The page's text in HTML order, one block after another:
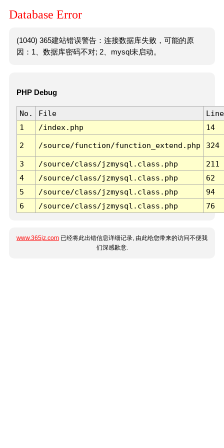
Database Error
(1040) 365建站错误警告：连接数据库失败，可能的原
因：1、数据库密码不对; 2、mysql未启动。
PHP Debug
No. File
Line
1
/index.php 14
2 /source/function/function_extend.php 324
3 /source/class/jzmysql.class.php
211
4
/source/class/jzmysql.class.php
62
5
/source/class/jzmysql.class.php
94
6
/source/class/jzmysql.class.php 76
www.365jz.com 已经将此出错信息详细记录, 由此给您带来的访问不便我
们深感歉意.